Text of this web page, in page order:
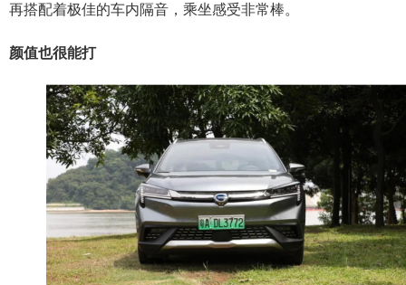
再搭配着极佳的车内隔音，乘坐感受非常棒。
颜值也很能打